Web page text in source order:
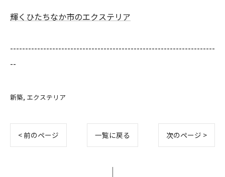
輝くひたちなか市のエクステリア
--------------------------------------------------------------------
--
新築 エクステリア
< 前のページ 一覧に戻る 次のページ >